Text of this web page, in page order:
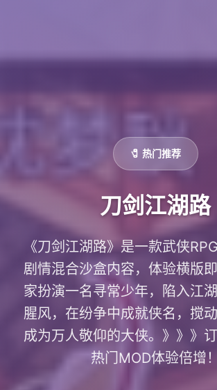
🧷 热门推荐
刀剑江湖路
《刀剑江湖路》是一款武侠
剧情混合沙盒内容，体验横版
家扮演一名寻常少年，陷入江
腥风，在纷争中成就侠名，搅动
成为万人敬仰的大侠。》》》
热门MOD体验倍增！